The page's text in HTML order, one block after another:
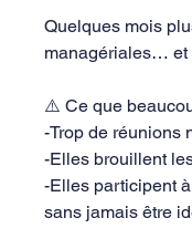
Quelques mois
managériales… et
⚠️ Ce que
-Trop de réunions
-Elles brouillent
-Elles participent
sans jamais être